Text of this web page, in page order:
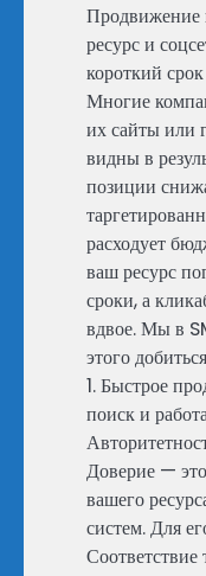
Продвижение
ресурс и
короткий срок
Многие
их сайты или
видны в
позиции
расходует
ваш ресурс
сроки, а
вдвое. Мы в
этого
1. Быстрое
поиск и
Доверие —
вашего
систем. Для